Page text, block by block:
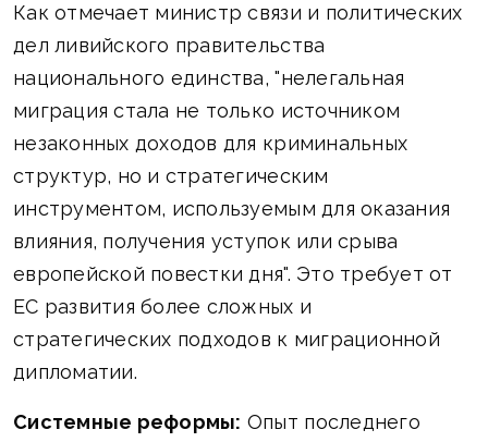
Как отмечает министр связи и политических
дел ливийского правительства
национального единства, "нелегальная
миграция стала не только источником
незаконных доходов для криминальных
структур, но и стратегическим
инструментом, используемым для оказания
влияния, получения уступок или срыва
европейской повестки дня". Это требует от
ЕС развития более сложных и
стратегических подходов к миграционной
дипломатии.
Системные реформы: Опыт последнего